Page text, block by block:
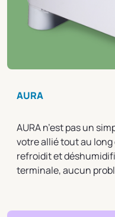
AURA
AURA n’est pas un
votre allié tout au long
refroidit et
terminale, aucun